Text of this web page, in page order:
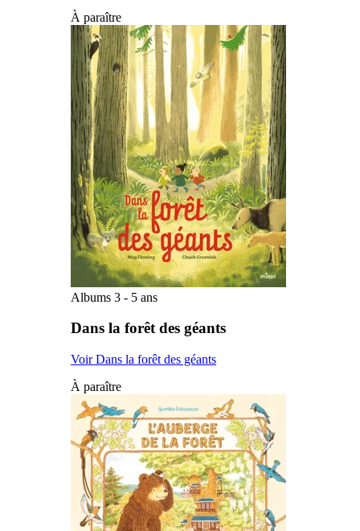
À paraître
Albums 3 - 5 ans
Dans la forêt des géants
Voir Dans la forêt des géants
À paraître